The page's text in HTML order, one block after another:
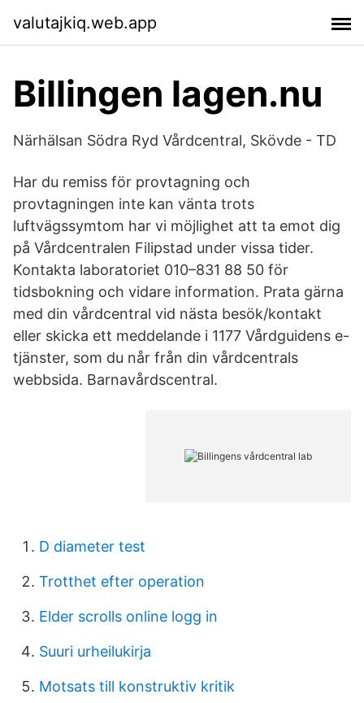
valutajkiq.web.app
Billingen lagen.nu
Närhälsan Södra Ryd Vårdcentral, Skövde - TD
Har du remiss för provtagning och
provtagningen inte kan vänta trots
luftvägssymtom har vi möjlighet att ta emot dig
på Vårdcentralen Filipstad under vissa tider.
Kontakta laboratoriet 010–831 88 50 för
tidsbokning och vidare information. Prata gärna
med din vårdcentral vid nästa besök/kontakt
eller skicka ett meddelande i 1177 Vårdguidens e-
tjänster, som du når från din vårdcentrals
webbsida. Barnavårdscentral.
D diameter test
Trotthet efter operation
Elder scrolls online logg in
Suuri urheilukirja
Motsats till konstruktiv kritik